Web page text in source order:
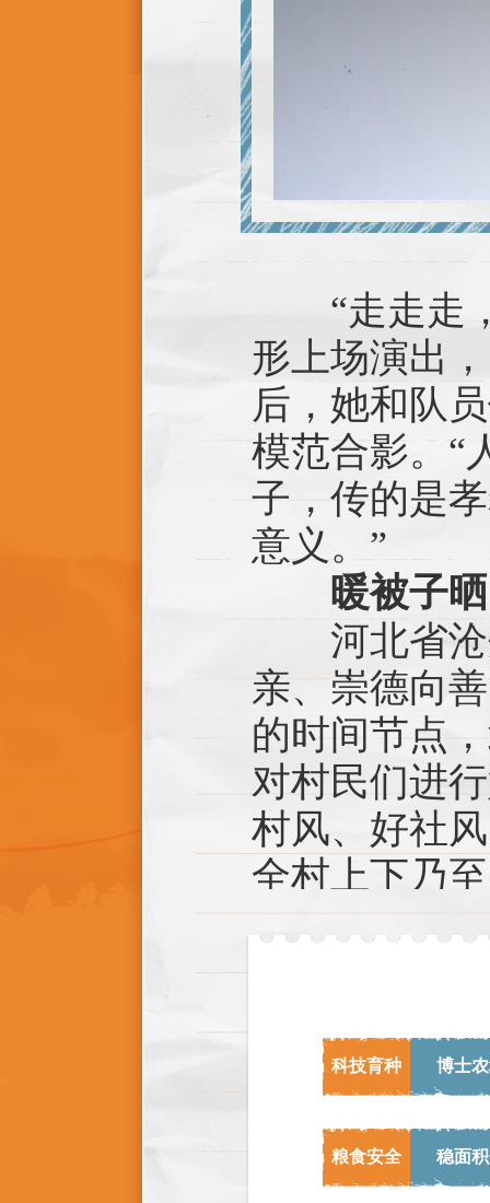
“走走走，
形上场演出
后，她和队
模范合影。“
子，传的是
意义。”
暖被子晒
河北省沧
亲、崇德向
的时间节点
对村民们进
村风、好社
全村上下乃
活动当天，
帖，请村里
当当的每一
科技育种 博士
粮食安全 稳面